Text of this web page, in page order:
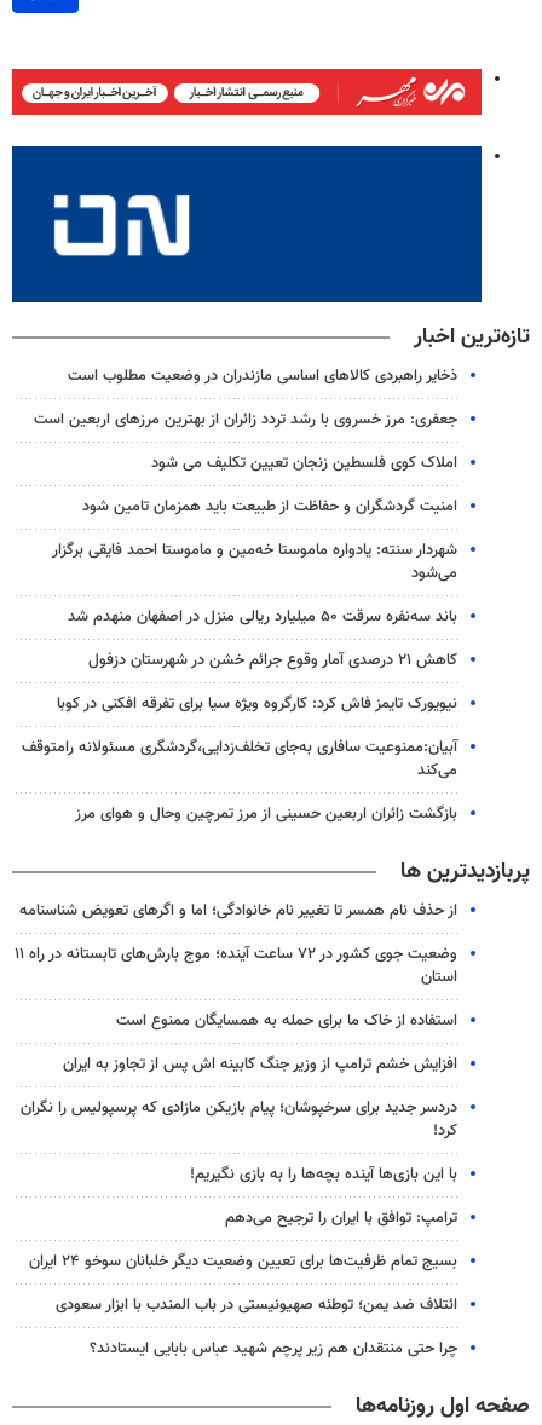
تازه‌ترین اخبار
ذخایر راهبردی کالاهای اساسی مازندران در وضعیت مطلوب است
جعفری: مرز خسروی با رشد تردد زائران از بهترین مرزهای اربعین است
املاک کوی فلسطین زنجان تعیین تکلیف می شود
امنیت گردشگران و حفاظت از طبیعت باید همزمان تامین شود
شهردار سنته: یادواره ماموستا خه‌مین و ماموستا احمد فایقی برگزار
می‌شود
باند سه‌نفره سرقت ۵۰ میلیارد ریالی منزل در اصفهان منهدم شد
کاهش ۲۱ درصدی آمار وقوع جرائم خشن در شهرستان دزفول
نیویورک تایمز فاش کرد: کارگروه ویژه سیا برای تفرقه افکنی در کوبا
آبیان:ممنوعیت سافاری به‌جای تخلف‌زدایی،گردشگری مسئولانه رامتوقف
می‌کند
بازگشت زائران اربعین حسینی از مرز تمرچین وحال و هوای مرز
پربازدیدترین ها
از حذف نام همسر تا تغییر نام خانوادگی؛ اما و اگرهای تعویض شناسنامه
وضعیت جوی کشور در ۷۲ ساعت آینده؛ موج بارش‌های تابستانه در راه ۱۱
استان
استفاده از خاک ما برای حمله به همسایگان ممنوع است
افزایش خشم ترامپ از وزیر جنگ کابینه اش پس از تجاوز به ایران
دردسر جدید برای سرخپوشان؛ پیام بازیکن مازادی که پرسپولیس را نگران
کرد!
با این بازی‌ها آینده بچه‌ها را به بازی نگیریم!
ترامپ: توافق با ایران را ترجیح می‌دهم
بسیج تمام ظرفیت‌ها برای تعیین وضعیت دیگر خلبانان سوخو ۲۴ ایران
ائتلاف ضد یمن؛ توطئه صهیونیستی در باب المندب با ابزار سعودی
چرا حتی منتقدان هم زیر پرچم شهید عباس بابایی ایستادند؟
صفحه اول روزنامه‌ها